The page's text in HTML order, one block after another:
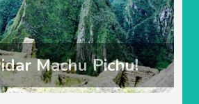
Machu Pichu!